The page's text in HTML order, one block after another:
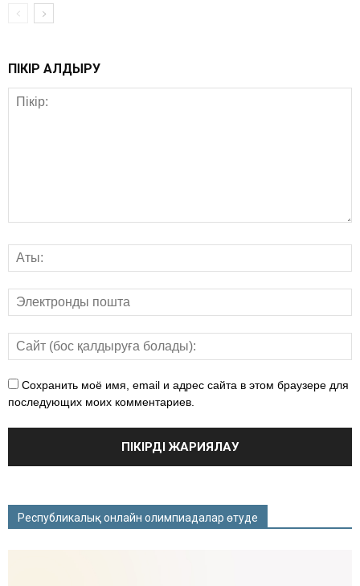
ПІКІР ҚАЛДЫРУ
Сохранить моё имя, email и адрес сайта в этом браузере для
последующих моих комментариев.
Республикалық онлайн олимпиадалар өтуде